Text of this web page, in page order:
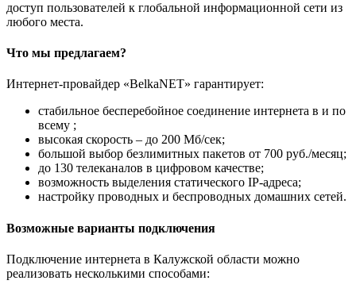
доступ пользователей к глобальной информационной сети из
любого места.
Что мы предлагаем?
Интернет-провайдер «BelkaNET» гарантирует:
стабильное бесперебойное соединение интернета в и по
всему ;
высокая скорость – до 200 Мб/сек;
большой выбор безлимитных пакетов от 700 руб./месяц;
до 130 телеканалов в цифровом качестве;
возможность выделения статического IP-адреса;
настройку проводных и беспроводных домашних сетей.
Возможные варианты подключения
Подключение интернета в Калужской области можно
реализовать несколькими способами: